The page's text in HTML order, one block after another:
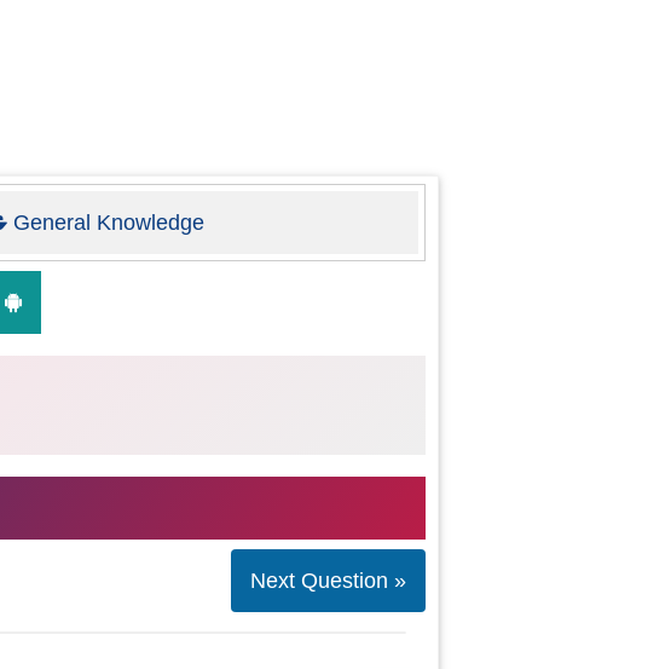
General Knowledge
Next Question »